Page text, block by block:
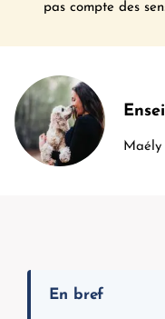
pas compte des
Maély
En bref